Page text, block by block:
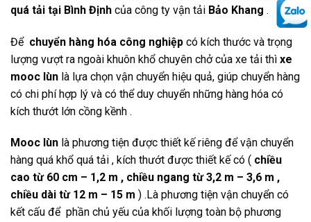
quá tải tại Bình Định của công ty vận tải Bảo Khang .
Để chuyển hàng hóa công nghiệp có kích thước và trọng
lượng vượt ra ngoài khuôn khổ chuyên chở của xe tải thì xe
mooc lùn là lựa chọn vận chuyển hiệu quả, giúp chuyển hàng
có chi phí hợp lý và có thể duy chuyển những hàng hóa có
kích thướt lớn cồng kềnh .
Mooc lùn là phương tiện được thiết kế riêng để vận chuyển
hàng quá khổ quá tải , kích thướt được thiết kế có ( chiều
cao từ 60 cm – 1,2 m , chiều ngang từ 3,2 m – 3,6 m ,
chiều dài từ 12 m – 15 m ) .Là phương tiện vận chuyển có
kết cấu để phần chủ yếu của khối lượng toàn bộ phương